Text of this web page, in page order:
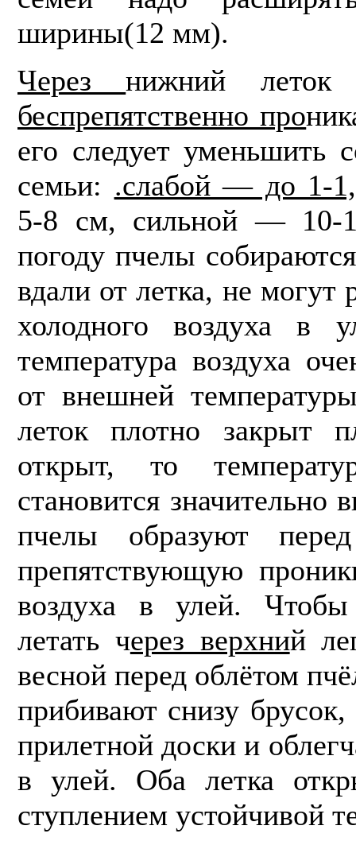
ширины(12 мм).
Черезнижний леток
беспрепятственно про­
его следует уменьшить
семьи: .слабой — до 1-
5-8 см, сильной — 10-
погоду пчелы
вдали от летка, не могут
холодного во­здуха в
температура воздуха
от внешней
леток плотно закрыт
открыт, то
становится
пчелы образуют
препятствующую
воз­духа в улей.
летать через верхний
весной перед облётом
при­бивают снизу
прилетной доски и
в улей. Оба летка
ступлением устойчивой